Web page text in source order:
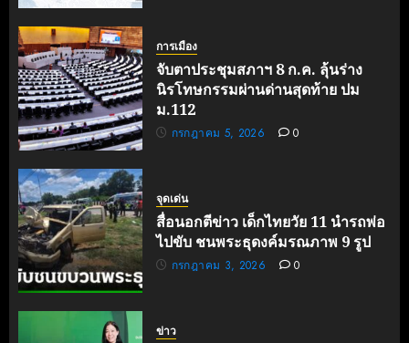
การเมือง
จับตาประชุมสภาฯ 8 ก.ค. ลุ้นร่าง
นิรโทษกรรมผ่านด่านสุดท้าย ปม
ม.112
กรกฎาคม 5, 2026 0
จุดเด่น
สื่อนอกตีข่าว เด็กไทยวัย 11 นำรถพ่อ
ไปขับ ชนพระธุดงค์มรณภาพ 9 รูป
กรกฎาคม 3, 2026 0
ข่าว